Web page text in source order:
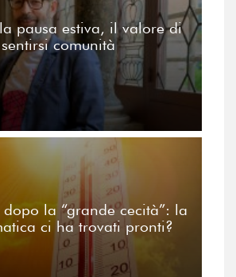
pausa estiva, il valore di
sentirsi comunità
la “grande cecità”: la
ci ha trovati pronti?